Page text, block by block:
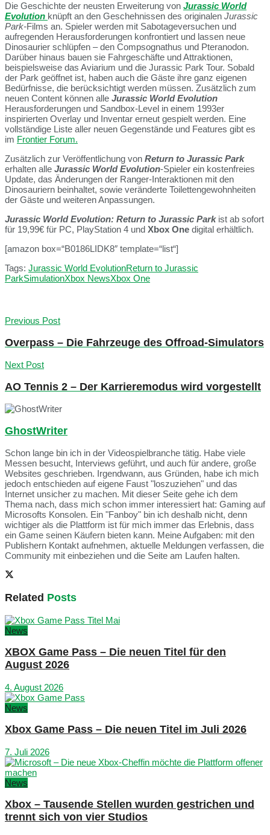
Die Geschichte der neusten Erweiterung von Jurassic World
Evolution knüpft an den Geschehnissen des originalen Jurassic
Park-Films an. Spieler werden mit Sabotageversuchen und
aufregenden Herausforderungen konfrontiert und lassen neue
Dinosaurier schlüpfen – den Compsognathus und Pteranodon.
Darüber hinaus bauen sie Fahrgeschäfte und Attraktionen,
beispielsweise das Aviarium und die Jurassic Park Tour. Sobald
der Park geöffnet ist, haben auch die Gäste ihre ganz eigenen
Bedürfnisse, die berücksichtigt werden müssen. Zusätzlich zum
neuen Content können alle Jurassic World Evolution
Herausforderungen und Sandbox-Level in einem 1993er
inspirierten Overlay und Inventar erneut gespielt werden. Eine
vollständige Liste aller neuen Gegenstände und Features gibt es
im Frontier Forum.
Zusätzlich zur Veröffentlichung von Return to Jurassic Park
erhalten alle Jurassic World Evolution-Spieler ein kostenfreies
Update, das Änderungen der Ranger-Interaktionen mit den
Dinosauriern beinhaltet, sowie veränderte Toilettengewohnheiten
der Gäste und weiteren Anpassungen.
Jurassic World Evolution: Return to Jurassic Parkist ab sofort
für 19,99€ für PC, PlayStation 4 und Xbox One digital erhältlich.
[amazon box=“B0186LIDK8″ template=“list“]
Tags: Jurassic World EvolutionReturn to Jurassic
ParkSimulationXbox NewsXbox One
Previous Post
Overpass – Die Fahrzeuge des Offroad-Simulators
Next Post
AO Tennis 2 – Der Karrieremodus wird vorgestellt
GhostWriter
Schon lange bin ich in der Videospielbranche tätig. Habe viele
Messen besucht, Interviews geführt, und auch für andere, große
Websites geschrieben. Irgendwann, aus Gründen, habe ich mich
jedoch entschieden auf eigene Faust "loszuziehen" und das
Internet unsicher zu machen. Mit dieser Seite gehe ich dem
Thema nach, dass mich schon immer interessiert hat: Gaming auf
Microsofts Konsolen. Ein "Fanboy" bin ich deshalb nicht, denn
wichtiger als die Plattform ist für mich immer das Erlebnis, dass
ein Game seinen Käufern bieten kann. Meine Aufgaben: mit den
Publishern Kontakt aufnehmen, aktuelle Meldungen verfassen, die
Community mit einbeziehen und die Seite am Laufen halten.
Related Posts
News
XBOX Game Pass – Die neuen Titel für den
August 2026
4. August 2026
News
Xbox Game Pass – Die neuen Titel im Juli 2026
7. Juli 2026
News
Xbox – Tausende Stellen wurden gestrichen und
trennt sich von vier Studios